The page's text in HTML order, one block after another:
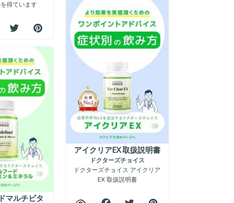
得ています
マルチビタ
アイクリアEX 取扱説明書
ドクターズチョイス
ドクターズチョイス アイクリア
EX 取扱説明書